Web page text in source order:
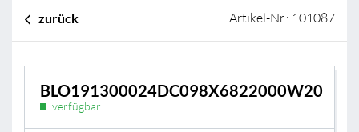
zurück Artikel-Nr.: 101087
BLO191300024DC098X6822000W20
verfügbar